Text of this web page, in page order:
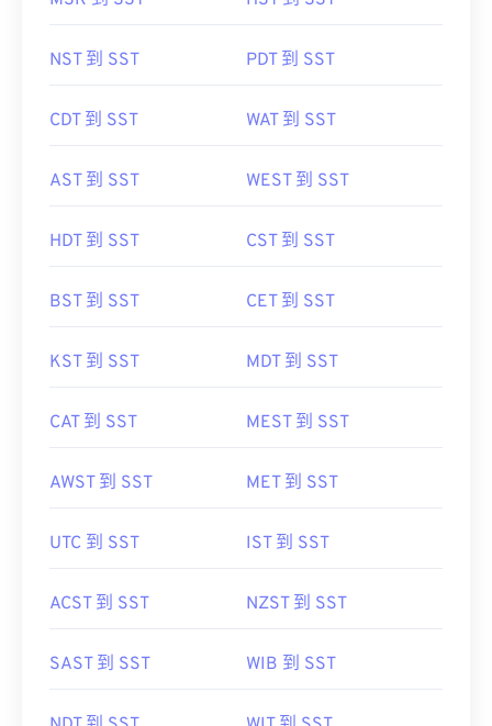
NST 到 SST PDT 到 SST
CDT 到 SST WAT 到 SST
AST 到 SST WEST 到 SST
HDT 到 SST CST 到 SST
BST 到 SST CET 到 SST
KST 到 SST MDT 到 SST
CAT 到 SST MEST 到 SST
AWST 到 SST MET 到 SST
UTC 到 SST IST 到 SST
ACST 到 SST NZST 到 SST
SAST 到 SST WIB 到 SST